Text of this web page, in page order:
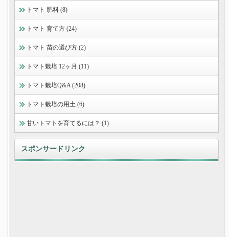
トマト 肥料 (8)
トマト 育て方 (24)
トマト 苗の選び方 (2)
トマト栽培 12ヶ月 (11)
トマト栽培Q&A (208)
トマト栽培の用土 (6)
甘いトマトを育てるには？ (1)
スポンサードリンク